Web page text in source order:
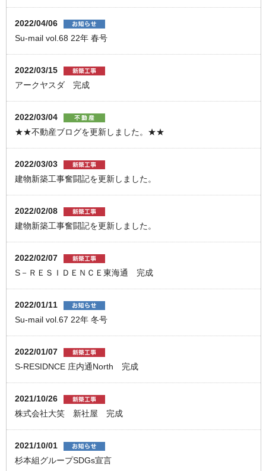
2022/04/06
Su-mail vol.68 22年 春号
2022/03/15
アークヤスダ 完成
2022/03/04
★★不動産ブログを更新しました。★★
2022/03/03
建物新築工事奮闘記を更新しました。
2022/02/08
建物新築工事奮闘記を更新しました。
2022/02/07
S－ＲＥＳＩＤＥＮＣＥ東海通 完成
2022/01/11
Su-mail vol.67 22年 冬号
2022/01/07
S-RESIDNCE 庄内通North 完成
2021/10/26
株式会社大笑 新社屋 完成
2021/10/01
杉本組グループSDGs宣言